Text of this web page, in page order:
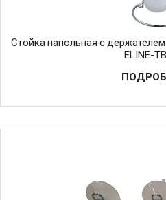
Стойка напольная с
ELINE-